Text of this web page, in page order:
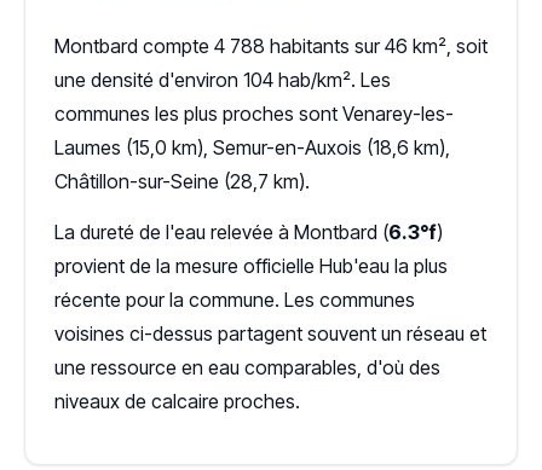
Montbard compte 4 788 habitants sur 46 km², soit
une densité d'environ 104 hab/km². Les
communes les plus proches sont Venarey-les-
Laumes (15,0 km), Semur-en-Auxois (18,6 km),
Châtillon-sur-Seine (28,7 km).
La dureté de l'eau relevée à Montbard (6.3°f)
provient de la mesure officielle Hub'eau la plus
récente pour la commune. Les communes
voisines ci-dessus partagent souvent un réseau et
une ressource en eau comparables, d'où des
niveaux de calcaire proches.